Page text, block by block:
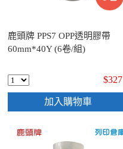
鹿頭牌 PPS7 OPP透明膠帶
60mm*40Y (6卷/組)
$327
加入購物車